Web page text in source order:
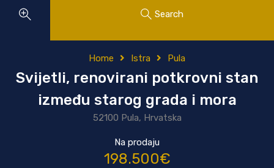
Search
Home Istra Pula
Svijetli, renovirani potkrovni stan
između starog grada i mora
52100 Pula, Hrvatska
Na prodaju
198.500€